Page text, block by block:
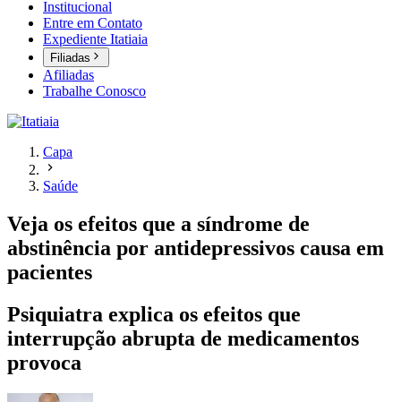
Institucional
Entre em Contato
Expediente Itatiaia
Filiadas
Afiliadas
Trabalhe Conosco
Capa
Saúde
Veja os efeitos que a síndrome de
abstinência por antidepressivos causa em
pacientes
Psiquiatra explica os efeitos que
interrupção abrupta de medicamentos
provoca